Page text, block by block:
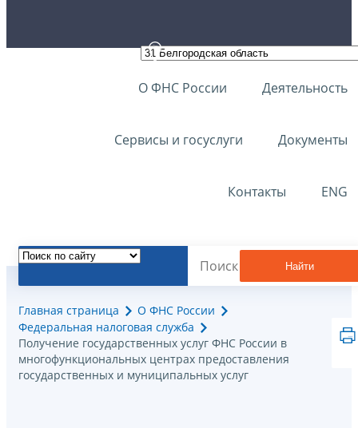
О ФНС России Деятельность
Сервисы и госуслуги Документы
Контакты ENG
Найти
Главная страница
О ФНС России
Федеральная налоговая служба
Получение государственных услуг ФНС России в
многофункциональных центрах предоставления
государственных и муниципальных услуг